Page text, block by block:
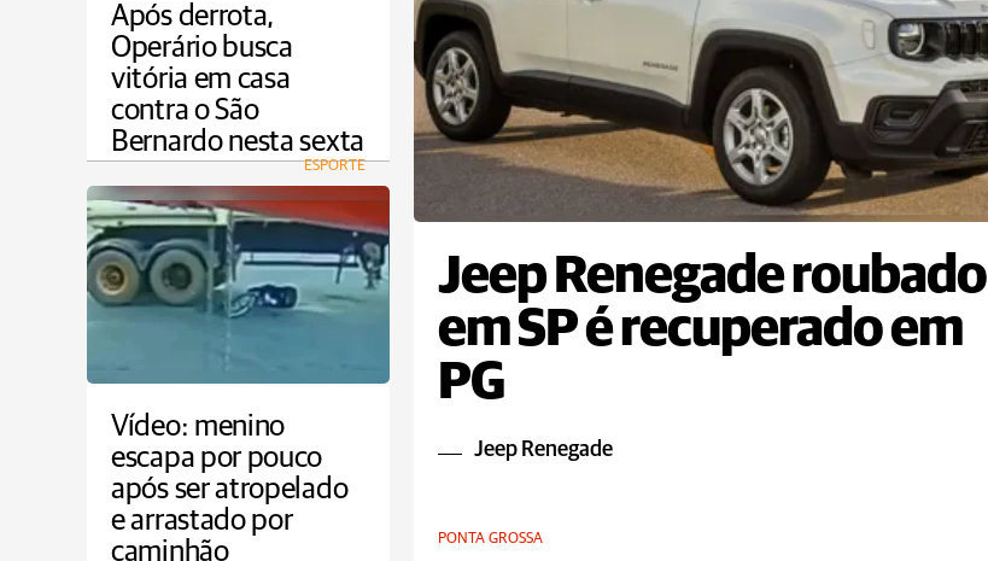
Após derrota,
Operário busca
vitória em casa
contra o São
Bernardo nesta sexta
ESPORTE
Jeep Renegade roubado
em SP é recuperado em
PG
Jeep Renegade
PONTA GROSSA
Vídeo: menino
escapa por pouco
após ser atropelado
e arrastado por
caminhão